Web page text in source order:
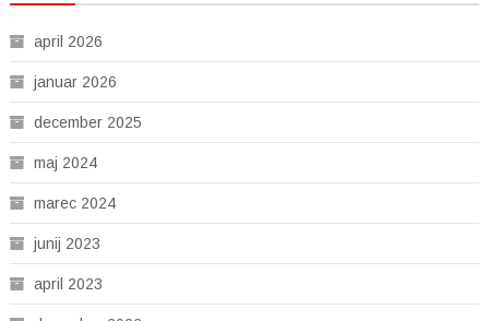
april 2026
januar 2026
december 2025
maj 2024
marec 2024
junij 2023
april 2023